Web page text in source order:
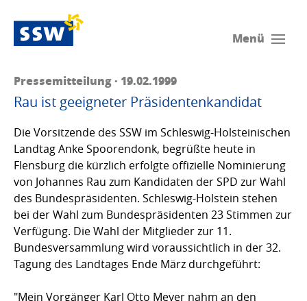
Menü
Pressemitteilung · 19.02.1999
Rau ist geeigneter Präsidentenkandidat
Die Vorsitzende des SSW im Schleswig-Holsteinischen
Landtag Anke Spoorendonk, begrüßte heute in
Flensburg die kürzlich erfolgte offizielle Nominierung
von Johannes Rau zum Kandidaten der SPD zur Wahl
des Bundespräsidenten. Schleswig-Holstein stehen
bei der Wahl zum Bundespräsidenten 23 Stimmen zur
Verfügung. Die Wahl der Mitglieder zur 11.
Bundesversammlung wird voraussichtlich in der 32.
Tagung des Landtages Ende März durchgeführt:
"Mein Vorgänger Karl Otto Meyer nahm an den